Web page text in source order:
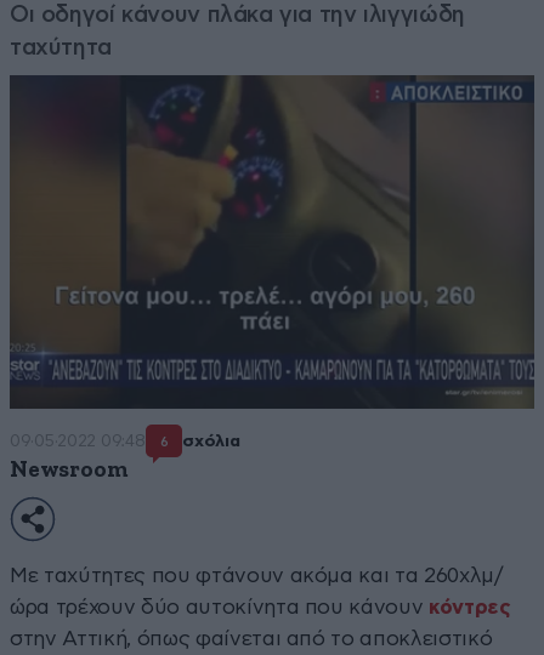
Οι οδηγοί κάνουν πλάκα για την ιλιγγιώδη
ταχύτητα
09·05·2022 09:48 6 σχόλια
Newsroom
Με ταχύτητες που φτάνουν ακόμα και τα 260χλμ/
ώρα τρέχουν δύο αυτοκίνητα που κάνουν κόντρες
στην Αττική, όπως φαίνεται από το αποκλειστικό